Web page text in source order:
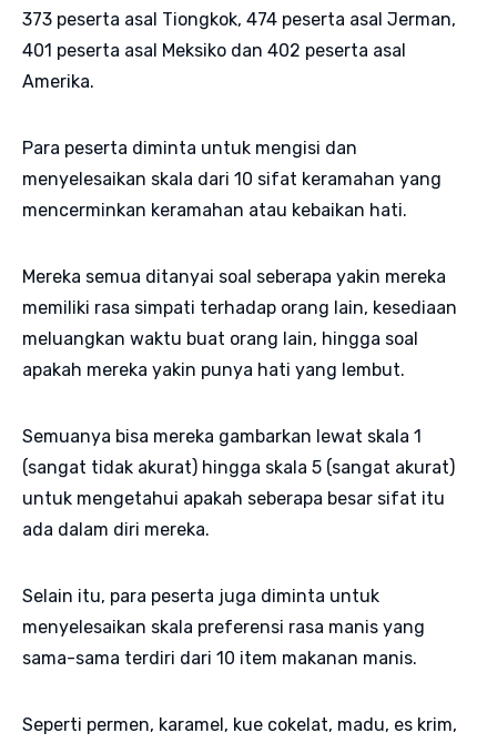
373 peserta asal Tiongkok, 474 peserta asal Jerman,
401 peserta asal Meksiko dan 402 peserta asal
Amerika.
Para peserta diminta untuk mengisi dan
menyelesaikan skala dari 10 sifat keramahan yang
mencerminkan keramahan atau kebaikan hati.
Mereka semua ditanyai soal seberapa yakin mereka
memiliki rasa simpati terhadap orang lain, kesediaan
meluangkan waktu buat orang lain, hingga soal
apakah mereka yakin punya hati yang lembut.
Semuanya bisa mereka gambarkan lewat skala 1
(sangat tidak akurat) hingga skala 5 (sangat akurat)
untuk mengetahui apakah seberapa besar sifat itu
ada dalam diri mereka.
Selain itu, para peserta juga diminta untuk
menyelesaikan skala preferensi rasa manis yang
sama-sama terdiri dari 10 item makanan manis.
Seperti permen, karamel, kue cokelat, madu, es krim,